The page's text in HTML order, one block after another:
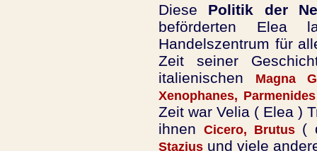
Diese Politik der
beförderten Elea
Handelszentrum für
Zeit seiner
italienischen
Magna
Xenophanes, Parmenides
Zeit war Velia ( Elea )
ihnen Cicero, Brutus(
Stazius und viele